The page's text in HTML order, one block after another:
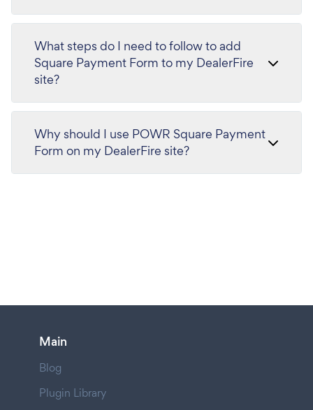
What steps do I need to follow to add
Square Payment Form to my DealerFire
site?
Why should I use POWR Square Payment
Form on my DealerFire site?
Main
Blog
Plugin Library